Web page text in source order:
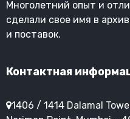
Многолетний опыт и
сделали свое имя в
и поставок.
Контактная
1406 / 1414 Dalamal